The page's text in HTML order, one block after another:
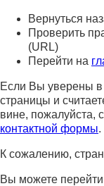
Вернуться
Проверить
(URL)
Перейти на
Если Вы уверены в
страницы и
вине, пожалуйста,
контактной формы.
К сожалению,
Вы можете